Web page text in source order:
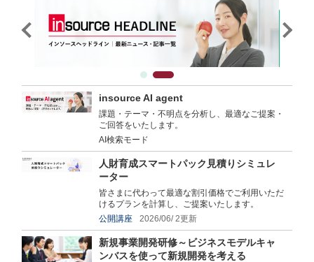
insource AI agent
課題・テーマ・不明点を分析し、最適なご提案・
ご回答をいたします。
AI検索モード
人財育成スマートパック見積りシミュレ
ーター
皆さまに代わって最適な割引価格でご利用いただ
けるプランを計算し、ご提案いたします。
公開講座
2026/06/ 2更新
新規事業開発研修～ビジネスモデルキャ
ンバスを使って新規開発を考える